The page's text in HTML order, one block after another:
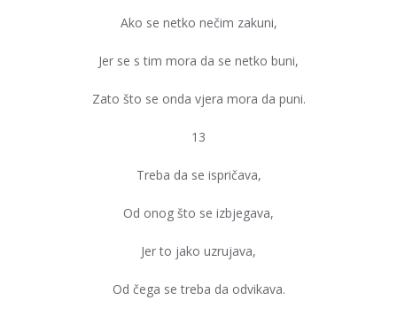
Ako se netko nečim zakuni,
Jer se s tim mora da se netko buni,
Zato što se onda vjera mora da puni.
13
Treba da se ispričava,
Od onog što se izbjegava,
Jer to jako uzrujava,
Od čega se treba da odvikava.